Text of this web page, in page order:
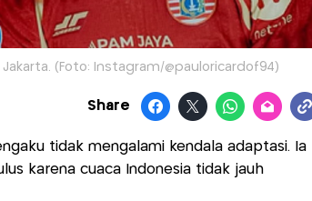
(Foto: Instagram/@pauloricardof94)
Share
tidak mengalami kendala adaptasi. Ia
karena cuaca Indonesia tidak jauh